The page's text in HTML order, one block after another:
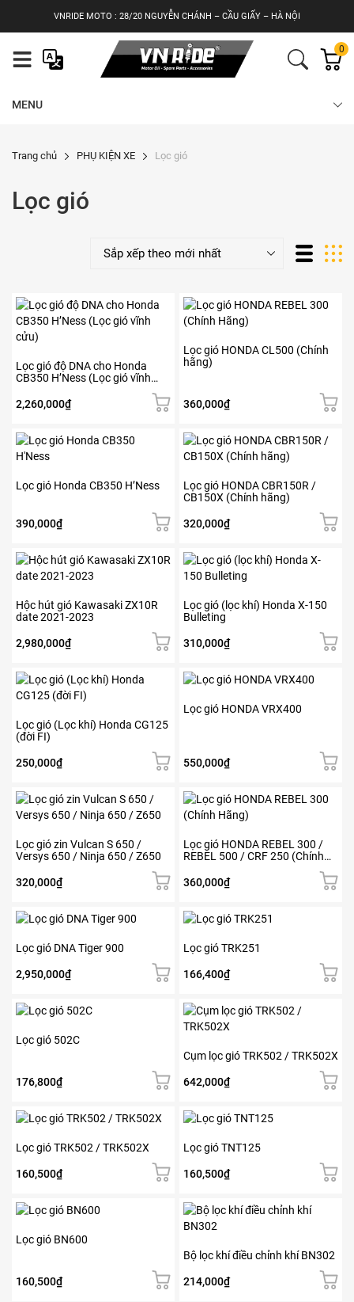
VNRIDE MOTO : 28/20 NGUYỄN CHÁNH – CẦU GIẤY – HÀ NỘI
0
MENU
Trang chủ PHỤ KIỆN XE Lọc gió
Lọc gió
Lọc gió độ DNA cho Honda
CB350 H’Ness (Lọc gió vĩnh
2,260,000₫
Lọc gió HONDA CL500 (Chính
hãng)
360,000₫
Lọc gió Honda CB350 H’Ness
390,000₫
Lọc gió HONDA CBR150R /
CB150X (Chính hãng)
320,000₫
Hộc hút gió Kawasaki ZX10R
date 2021-2023
2,980,000₫
Lọc gió (lọc khí) Honda X-150
Bulleting
310,000₫
Lọc gió (Lọc khí) Honda CG125
(đời FI)
250,000₫
Lọc gió HONDA VRX400
550,000₫
Lọc gió zin Vulcan S 650 /
Versys 650 / Ninja 650 / Z650
320,000₫
Lọc gió HONDA REBEL 300 /
REBEL 500 / CRF 250 (Chính
360,000₫
Lọc gió DNA Tiger 900
2,950,000₫
Lọc gió TRK251
166,400₫
Lọc gió 502C
176,800₫
Cụm lọc gió TRK502 / TRK502X
642,000₫
Lọc gió TRK502 / TRK502X
160,500₫
Lọc gió TNT125
160,500₫
Lọc gió BN600
160,500₫
Bộ lọc khí điều chỉnh khí BN302
214,000₫